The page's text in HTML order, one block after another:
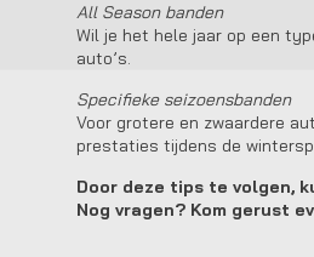
All Season banden
Wil je het hele jaar op een
auto’s.
Specifieke seizoensbanden
Voor grotere en zwaardere
prestaties tijdens de
Door deze tips te volgen,
Nog vragen? Kom gerust